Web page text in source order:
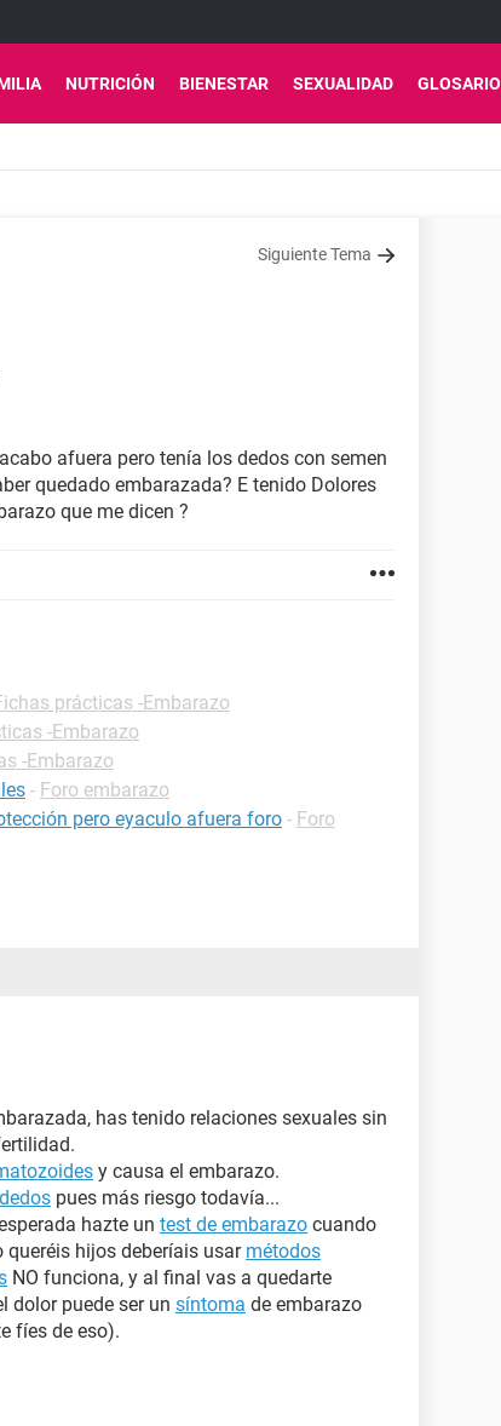
NUTRICIÓN BIENESTAR SEXUALIDAD GLOSARIO
Siguiente Tema
afuera pero tenía los dedos con semen
quedado embarazada? E tenido Dolores
que me dicen ?
prácticas -Embarazo
-Embarazo
-Embarazo
- Foro embarazo
pero eyaculo afuera foro - Foro
has tenido relaciones sexuales sin
y causa el embarazo.
dedos pues más riesgo todavía...
hazte un test de embarazo cuando
hijos deberíais usar métodos
NO funciona, y al final vas a quedarte
dolor puede ser un síntoma de embarazo
fíes de eso).